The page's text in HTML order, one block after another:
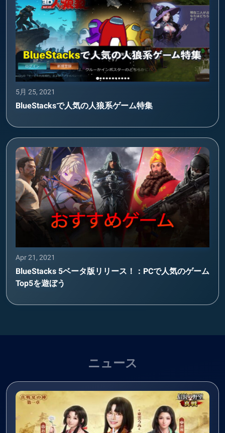
5月 25, 2021
BlueStacksで人気の人狼系ゲーム特集
Apr 21, 2021
BlueStacks 5ベータ版リリース！：PCで人気のゲーム
Top5を遊ぼう
ニュース